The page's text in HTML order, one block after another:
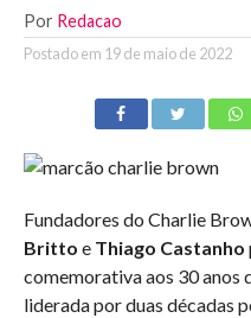
Por Redacao
Postado em 19 de maio de 2022
Fundadores do Charlie
Britto e Thiago Castanho
comemorativa aos 30 anos
liderada por duas décadas